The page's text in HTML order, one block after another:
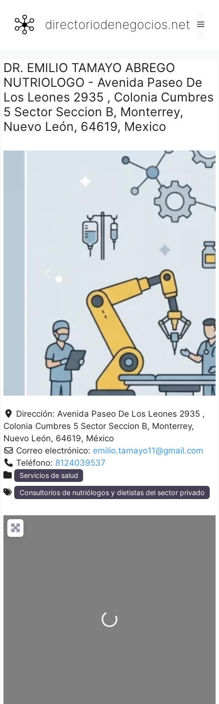
contenido
directoriodenegocios.net
DR. EMILIO TAMAYO ABREGO
NUTRIOLOGO - Avenida Paseo De
Los Leones 2935 , Colonia Cumbres
5 Sector Seccion B, Monterrey,
Nuevo León, 64619, Mexico
Anterior
Dirección:Avenida Paseo De Los Leones 2935 ,
Colonia Cumbres 5 Sector Seccion B Monterrey
Nuevo León 64619 México
Correo electrónico: emilio.tamayo11@gmail.com
Teléfono: 8124039537
Servicios de salud
Consultorios de nutriólogos y dietistas del sector privado
Loading...